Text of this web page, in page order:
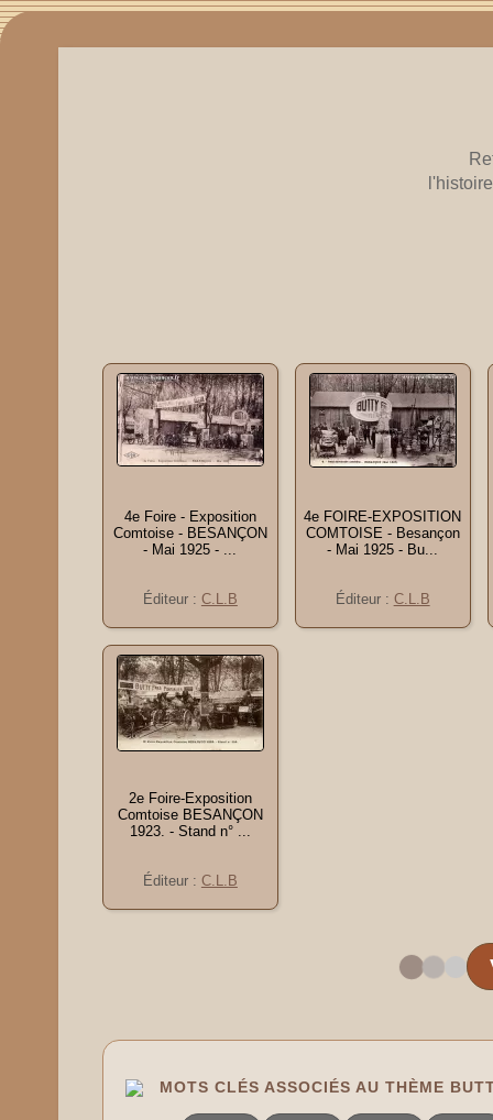
4e Foire - Exposition
Comtoise - BESANÇON
- Mai 1925 - ...
Éditeur : C.L.B
4e FOIRE-EXPOSITION
COMTOISE - Besançon
- Mai 1925 - Bu...
Éditeur : C.L.B
2e Foire-Exposition
Comtoise BESANÇON
1923. - Stand n° ...
Éditeur : C.L.B
MOTS CLÉS ASSOCIÉS AU THÈME